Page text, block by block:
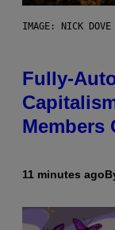
IMAGE: NICK DOVE
Fully-
Members
11 minutes ago